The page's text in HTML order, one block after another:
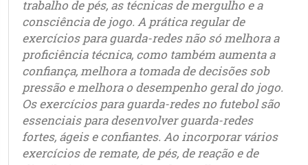
trabalho de pés, as técnicas de mergulho e a
consciência de jogo. A prática regular de
exercícios para guarda-redes não só melhora a
proficiência técnica, como também aumenta a
confiança, melhora a tomada de decisões sob
pressão e melhora o desempenho geral do jogo.
Os exercícios para guarda-redes no futebol são
essenciais para desenvolver guarda-redes
fortes, ágeis e confiantes. Ao incorporar vários
exercícios de remate, de pés, de reação e de